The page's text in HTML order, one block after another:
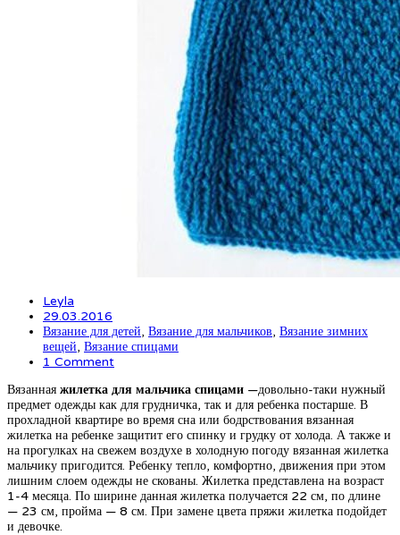
Leyla
29.03.2016
Вязание для детей, Вязание для мальчиков, Вязание зимних
вещей, Вязание спицами
1 Comment
Вязанная жилетка для мальчика спицами —довольно-таки нужный
предмет одежды как для грудничка, так и для ребенка постарше. В
прохладной квартире во время сна или бодрствования вязанная
жилетка на ребенке защитит его спинку и грудку от холода. А также и
на прогулках на свежем воздухе в холодную погоду вязанная жилетка
мальчику пригодится. Ребенку тепло, комфортно, движения при этом
лишним слоем одежды не скованы. Жилетка представлена на возраст
1-4 месяца. По ширине данная жилетка получается 22 см, по длине
— 23 см, пройма — 8 см. При замене цвета пряжи жилетка подойдет
и девочке.